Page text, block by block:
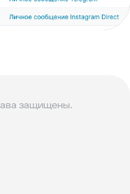
защищены.